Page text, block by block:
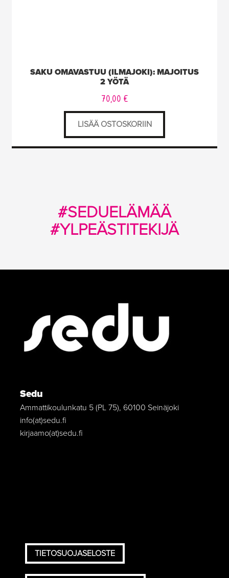
SAKU OMAVASTUU (ILMAJOKI): MAJOITUS
2 YÖTÄ
70,00 €
LISÄÄ OSTOSKORIIN
#SEDUELÄMÄÄ
#YLPEÄSTITEKIJÄ
Sedu
Ammattikoulunkatu 5 (PL 75), 60100 Seinäjoki
info(at)sedu.fi
kirjaamo(at)sedu.fi
TIETOSUOJASELOSTE